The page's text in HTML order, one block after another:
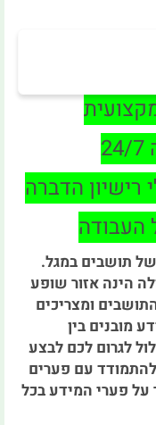
רישיון הדברה
העבודה
תושבים במגל.
הינה אזור שופע
ומצריכים
מובנים בין
לגרום לכם לבצע
להתמודד עם פערים
על פערי המידע בכל